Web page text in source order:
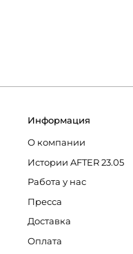
Информация
О компании
Истории AFTER 23.05
Работа у нас
Пресса
Доставка
Оплата